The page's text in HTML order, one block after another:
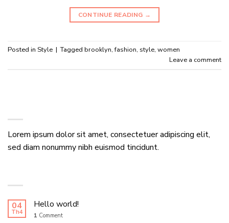
CONTINUE READING →
Posted in Style | Tagged brooklyn,fashion, style, women
Leave a comment
Lorem ipsum dolor sit amet, consectetuer adipiscing elit,
sed diam nonummy nibh euismod tincidunt.
04
Th4
Hello world!
1 Comment